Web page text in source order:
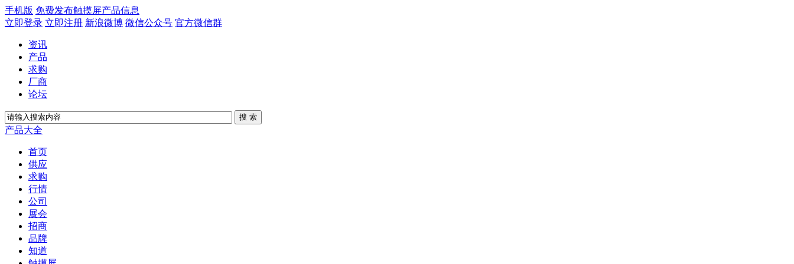
手机版 免费发布触摸屏产品信息
立即登录 立即注册 新浪微博 微信公众号 官方微信群
资讯
产品
求购
厂商
论坛
产品大全
首页
供应
求购
行情
公司
展会
招商
品牌
知道